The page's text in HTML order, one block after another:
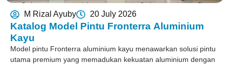
M Rizal Ayuby 20 July 2026
Katalog Model Pintu Fronterra Aluminium
Kayu
Model pintu Fronterra aluminium kayu menawarkan solusi pintu
utama premium yang memadukan kekuatan aluminium dengan